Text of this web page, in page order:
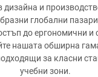
дизайна и
глобални
до ергономични и
нашата обширна
за класни
учебни зони.